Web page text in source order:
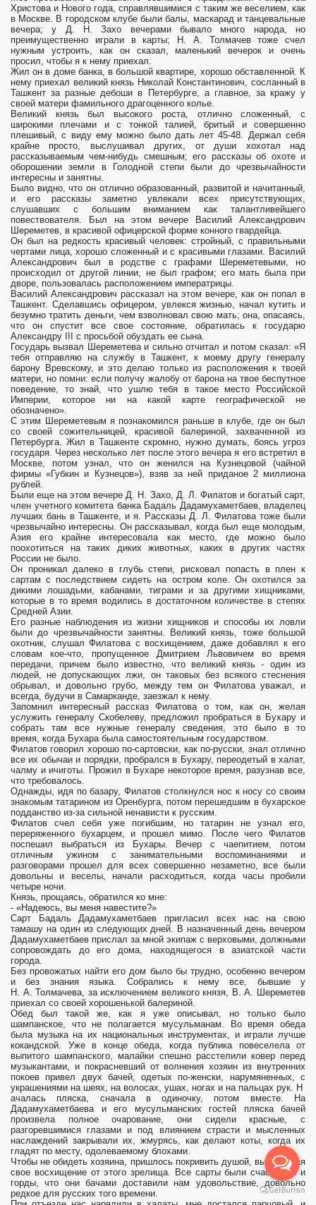
Христова и Нового года, справлявшимися с таким же веселием, как
в Москве. В городском клубе были балы, маскарад и танцевальные
вечера; у Д. Н. Захо вечерами бывало много народа, но
преимущественно играли в карты; Н. А. Толмачев тоже счел
нужным устроить, как он сказал, маленький вечерок и очень
просил, чтобы я к нему приехал.
Жил он в доме банка, в большой квартире, хорошо обставленной. К
нему приехал великий князь Николай Константинович, сосланный в
Ташкент за разные дебоши в Петербурге, а главное, за кражу у
своей матери фамильного драгоценного колье.
Великий князь был высокого роста, отлично сложенный, с
широкими плечами и с тонкой талией, бритый и совершенно
плешивый, с виду ему можно было дать лет 45-48. Держал себя
крайне просто, выслушивал других, от души хохотал над
рассказываемым чем-нибудь смешным; его рассказы об охоте и
оборошении земли в Голодной степи были до чрезвычайности
интересны и занятны.
Было видно, что он отлично образованный, развитой и начитанный,
и его рассказы заметно увлекали всех присутствующих,
слушавших с большим вниманием как талантливейшего
повествователя. Был на этом вечере Василий Александрович
Шереметев, в красивой офицерской форме конного гвардейца.
Он был на редкость красивый человек: стройный, с правильными
чертами лица, хорошо сложенный и с красивыми глазами. Василий
Александрович был в родстве с графами Шереметевыми, но
происходил от другой линии, не был графом; его мать была при
дворе, пользовалась расположением императрицы.
Василий Александрович рассказал на этом вечере, как он попал в
Ташкент. Сделавшись офицером, увлекся жизнью, начал кутить и
безумно тратить деньги, чем взволновал свою мать; она, опасаясь,
что он спустит все свое состояние, обратилась к государю
Александру III с просьбой обуздать ее сына.
Государь вызвал Шереметева и сильно отчитал и потом сказал: «Я
тебя отправляю на службу в Ташкент, к моему другу генералу
барону Вревскому, и это делаю только из расположения к твоей
матери, но помни: если получу жалобу от барона на твое беспутное
поведение, то знай, что ушлю тебя в такое место Российской
Империи, которое ни на какой карте географической не
обозначено».
С этим Шереметевым я познакомился раньше в клубе, где он был
со своей сожительницей, красивой балериной, захваченной из
Петербурга. Жил в Ташкенте скромно, нужно думать, боясь угроз
государя. Через несколько лет после этого вечера я его встретил в
Москве, потом узнал, что он женился на Кузнецовой (чайной
фирмы «Губкин и Кузнецов»), взяв за ней приданое 2 миллиона
рублей.
Были еще на этом вечере Д. Н. Захо, Д. Л. Филатов и богатый сарт,
член учетного комитета банка Бадаль Дадамухаметбаев, владелец
лучших бань в Ташкенте, и я. Рассказы Д. Л. Филатова тоже были
чрезвычайно интересны. Он рассказывал, когда был еще молодым,
Азия его крайне интересовала как место, где можно было
поохотиться на таких диких животных, каких в других частях
России не было.
Он проникал далеко в глубь степи, рисковал попасть в плен к
сартам с последствием сидеть на остром коле. Он охотился за
дикими лошадьми, кабанами, тиграми и за другими хищниками,
которые в то время водились в достаточном количестве в степях
Средней Азии.
Его разные наблюдения из жизни хищников и способы их ловли
были до чрезвычайности занятны. Великий князь, тоже большой
охотник, слушал Филатова с восхищением, даже добавлял к его
словам кое-что, пропущенное Дмитрием Львовичем во время
передачи, причем было известно, что великий князь - один из
людей, не допускающих лжи, он таковых без всякого стеснения
обрывал, и довольно грубо, между тем он Филатова уважал, и
всегда, будучи в Самарканде, заезжал к нему.
Запомнил интересный рассказ Филатова о том, как он, желая
услужить генералу Скобелеву, предложил пробраться в Бухару и
собрать там все нужные генералу сведения, это было в то
время, когда Бухара была самостоятельным государством.
Филатов говорил хорошо по-сартовски, как по-русски, знал отлично
все их обычаи и порядки, пробрался в Бухару, переодетый в халат,
чалму и ичиготы. Прожил в Бухаре некоторое время, разузнав все,
что требовалось.
Однажды, идя по базару, Филатов столкнулся нос к носу со своим
знакомым татарином из Оренбурга, потом перешедшим в бухарское
подданство из-за сильной ненависти к русским.
Филатов счел себя уже погибшим, но татарин не узнал его,
переряженного бухарцем, и прошел мимо. После чего Филатов
поспешил выбраться из Бухары. Вечер с чаепитием, потом
отличным ужином с занимательными воспоминаниями и
разговорами прошел для всех совершенно незаметно, все были
довольны и веселы, начали расходиться, когда часы пробили
четыре ночи.
Князь, прощаясь, обратился ко мне:
- «Надеюсь, вы меня навестите?»
Сарт Бадаль Дадамухаметбаев пригласил всех нас на свою
тамашу на один из следующих дней. В назначенный день вечером
Дадамухаметбаев прислал за мной экипаж с верховыми, должными
сопровождать до его дома, находящегося в азиатской части
города.
Без провожатых найти его дом было бы трудно, особенно вечером
и без знания языка. Собрались к нему все, бывшие у
Н. А. Толмачева, за исключением великого князя, В. А. Шереметев
приехал со своей хорошенькой балериной.
Обед был такой же, как я уже описывал, но только было
шампанское, что не полагается мусульманам. Во время обеда
была музыка на их национальных инструментах, и играли лучше
кокандской. Уже в конце обеда, когда публика повеселела от
выпитого шампанского, малайки спешно расстелили ковер перед
музыкантами, и покрасневший от волнения хозяин из внутренних
покоев привел двух бачей, одетых по-женски, нарумяненных, с
украшениями на шеях, на волосах, ушах, ногах и на пальцах рук. Н
ачалась пляска, сначала в одиночку, потом вместе. На
Дадамухаметбаева и его мусульманских гостей пляска бачей
произвела полное очарование, они сидели красные, с
разгоревшимися глазами и под влиянием страсти и мысленных
наслаждений закрывали их, жмурясь, как делают коты, когда их
гладят по месту, одолеваемому блохами.
Чтобы не обидеть хозяина, пришлось покривить душой, высказывая
свое восхищение от этого зрелища. Все сарты были счастливы и
горды, что они бачами доставили нам удовольствие, довольно
редкое для русских того времени.